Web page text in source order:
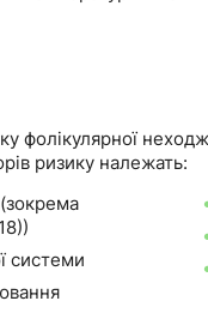
фолікулярної
ризику належать:
системи